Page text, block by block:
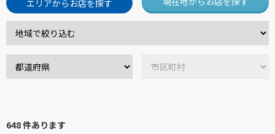
エリアからお店を探す
648 件あります